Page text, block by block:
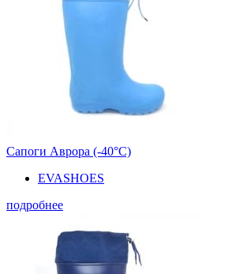
Сапоги Аврора (-40°С)
EVASHOES
подробнее